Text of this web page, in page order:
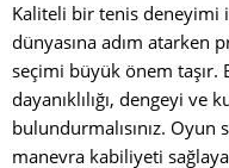
Kaliteli bir tenis deneyimi
dünyasına adım atarken
seçimi büyük önem taşır.
dayanıklılığı, dengeyi ve
bulundurmalısınız. Oyun
manevra kabiliyeti